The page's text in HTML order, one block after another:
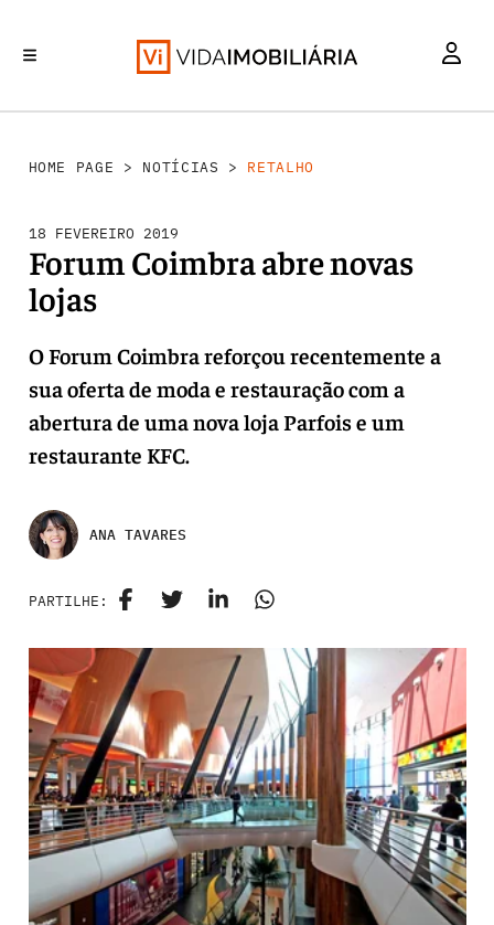
HOME PAGE > NOTÍCIAS > RETALHO
18 FEVEREIRO 2019
Forum Coimbra abre novas
lojas
O Forum Coimbra reforçou recentemente a
sua oferta de moda e restauração com a
abertura de uma nova loja Parfois e um
restaurante KFC.
ANA TAVARES
PARTILHE: